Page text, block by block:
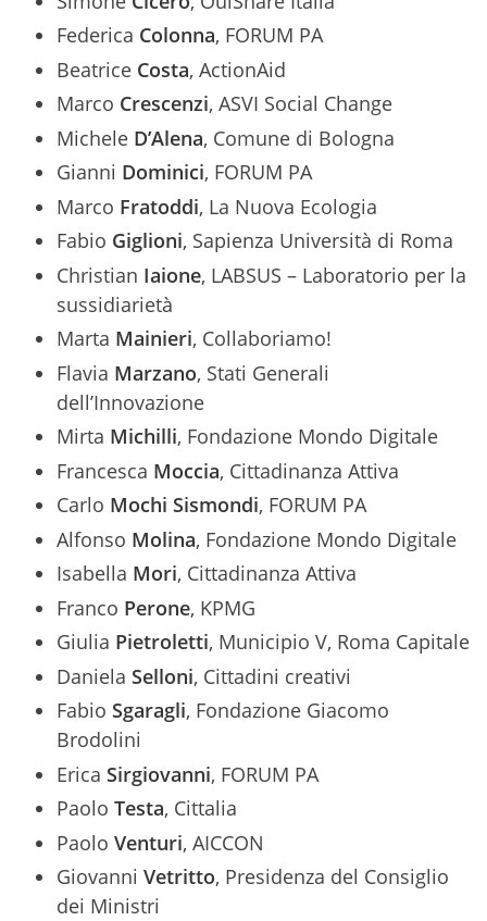
Federica Colonna, FORUM PA
Beatrice Costa, ActionAid
Marco Crescenzi, ASVI Social Change
Michele D’Alena, Comune di Bologna
Gianni Dominici, FORUM PA
Marco Fratoddi, La Nuova Ecologia
Fabio Giglioni, Sapienza Università di Roma
Christian Iaione, LABSUS – Laboratorio per la
sussidiarietà
Marta Mainieri, Collaboriamo!
Flavia Marzano, Stati Generali
dell’Innovazione
Mirta Michilli, Fondazione Mondo Digitale
Francesca Moccia, Cittadinanza Attiva
Carlo Mochi Sismondi, FORUM PA
Alfonso Molina, Fondazione Mondo Digitale
Isabella Mori, Cittadinanza Attiva
Franco Perone, KPMG
Giulia Pietroletti, Municipio V, Roma Capitale
Daniela Selloni, Cittadini creativi
Fabio Sgaragli, Fondazione Giacomo
Brodolini
Erica Sirgiovanni, FORUM PA
Paolo Testa, Cittalia
Paolo Venturi, AICCON
Giovanni Vetritto, Presidenza del Consiglio
dei Ministri